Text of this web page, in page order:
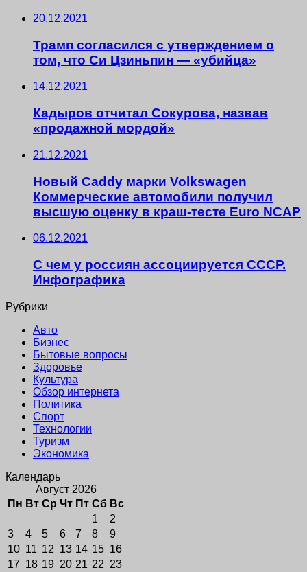
20.12.2021
Трамп согласился с утверждением о
том, что Си Цзиньпин — «убийца»
14.12.2021
Кадыров отчитал Сокурова, назвав
«продажной мордой»
21.12.2021
Новый Caddy марки Volkswagen
Коммерческие автомобили получил
высшую оценку в краш-тесте Euro NCAP
06.12.2021
С чем у россиян ассоциируется СССР.
Инфографика
Рубрики
Авто
Бизнес
Бытовые вопросы
Здоровье
Культура
Обзор интернета
Политика
Спорт
Технологии
Туризм
Экономика
Календарь
Август 2026
Пн Вт Ср Чт Пт Сб Вс
1
2
3
4 5 6 7 8
9
10 11 12 13 14 15 16
17 18 19 20 21 22 23